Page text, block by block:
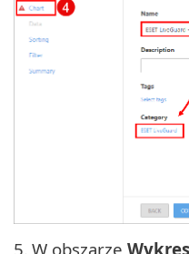
5. W obszarze Wykres